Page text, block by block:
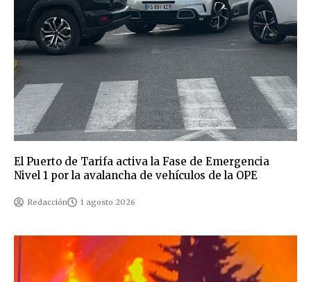
El Puerto de Tarifa activa la Fase de Emergencia
Nivel 1 por la avalancha de vehículos de la OPE
Redacción 1 agosto 2026